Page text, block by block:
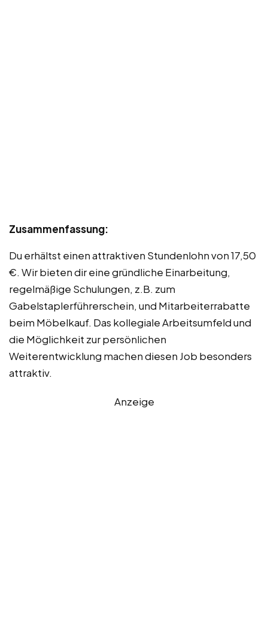
Zusammenfassung:
Du erhältst einen attraktiven Stundenlohn von 17,50
€. Wir bieten dir eine gründliche Einarbeitung,
regelmäßige Schulungen, z.B. zum
Gabelstaplerführerschein, und Mitarbeiterrabatte
beim Möbelkauf. Das kollegiale Arbeitsumfeld und
die Möglichkeit zur persönlichen
Weiterentwicklung machen diesen Job besonders
attraktiv.
Anzeige